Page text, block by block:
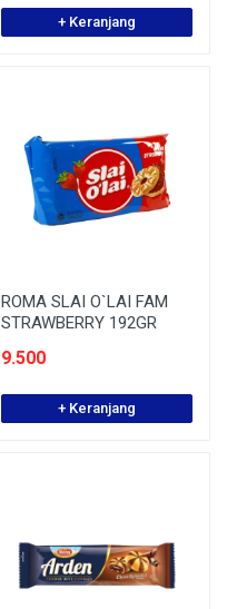
+ Keranjang
ROMA SLAI O`LAI FAM
STRAWBERRY 192GR
9.500
+ Keranjang